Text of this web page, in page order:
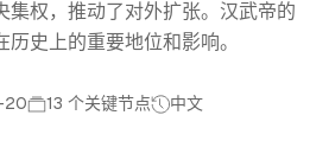
集权，推动了对外扩张。汉武帝的
史上的重要地位和影响。
20 13 个关键节点 中文